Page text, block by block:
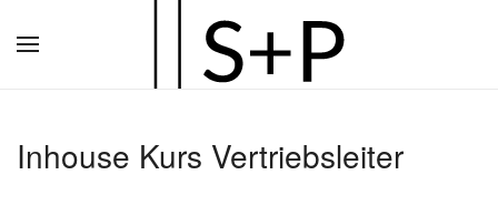
Hauptinhalt
Inhouse Kurs Vertriebsleiter